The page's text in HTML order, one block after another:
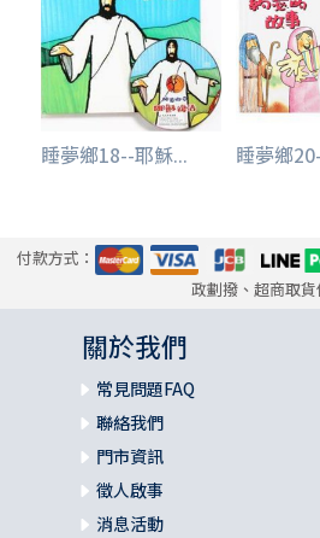
睡夢鄉18--耶穌... 睡夢鄉
付款方式：
政劃撥、超商取
關於我們
常見問題FAQ
聯絡我們
門市資訊
徵人啟事
消息活動